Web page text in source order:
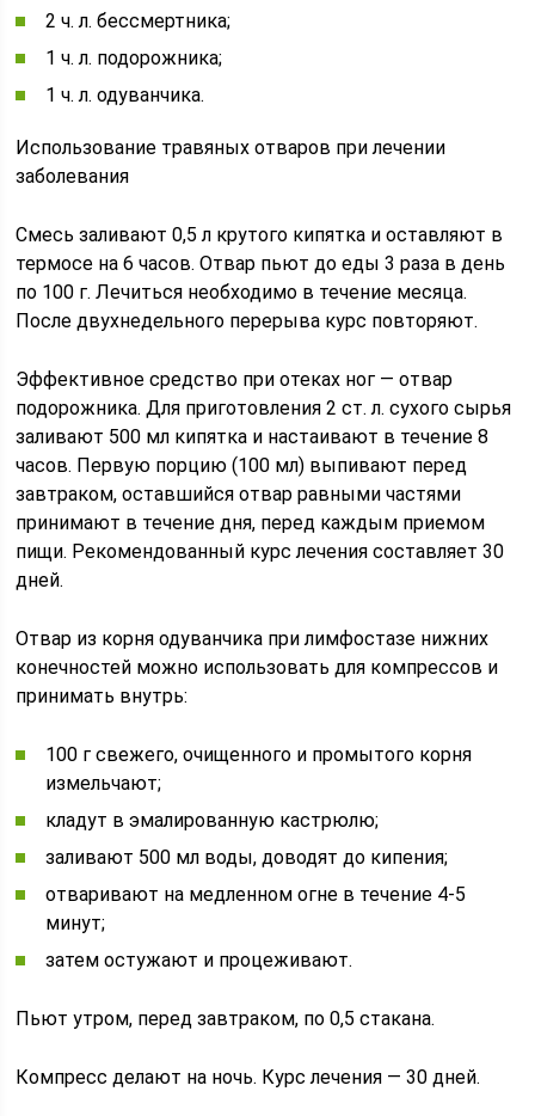
2 ч. л. бессмертника;
1 ч. л. подорожника;
1 ч. л. одуванчика.
Использование травяных отваров при лечении
заболевания
Смесь заливают 0,5 л крутого кипятка и оставляют в
термосе на 6 часов. Отвар пьют до еды 3 раза в день
по 100 г. Лечиться необходимо в течение месяца.
После двухнедельного перерыва курс повторяют.
Эффективное средство при отеках ног — отвар
подорожника. Для приготовления 2 ст. л. сухого сырья
заливают 500 мл кипятка и настаивают в течение 8
часов. Первую порцию (100 мл) выпивают перед
завтраком, оставшийся отвар равными частями
принимают в течение дня, перед каждым приемом
пищи. Рекомендованный курс лечения составляет 30
дней.
Отвар из корня одуванчика при лимфостазе нижних
конечностей можно использовать для компрессов и
принимать внутрь:
100 г свежего, очищенного и промытого корня
измельчают;
кладут в эмалированную кастрюлю;
заливают 500 мл воды, доводят до кипения;
отваривают на медленном огне в течение 4-5
минут;
затем остужают и процеживают.
Пьют утром, перед завтраком, по 0,5 стакана.
Компресс делают на ночь. Курс лечения — 30 дней.